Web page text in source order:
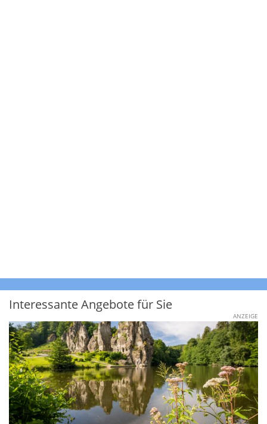
Interessante Angebote für Sie
ANZEIGE